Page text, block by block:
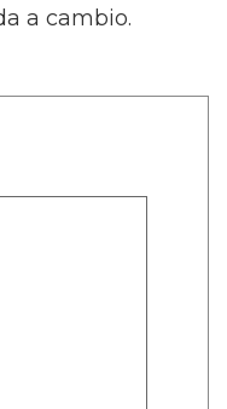
a cambio.